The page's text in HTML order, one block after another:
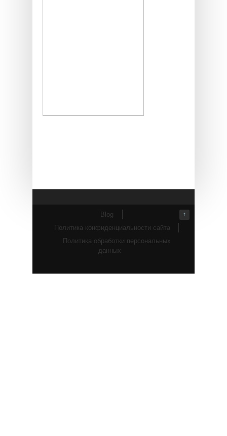
↑
Blog
Политика конфиденциальности сайта
Политика обработки персональных
данных